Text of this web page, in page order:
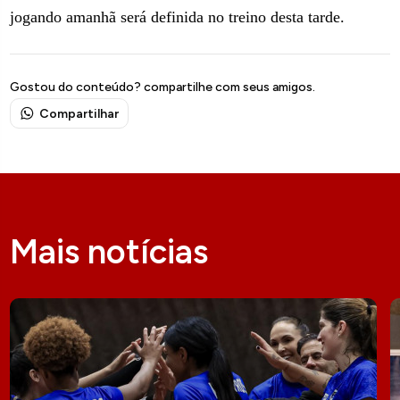
jogando amanhã será definida no treino desta tarde.
Gostou do conteúdo? compartilhe com seus amigos.
Compartilhar
Mais notícias